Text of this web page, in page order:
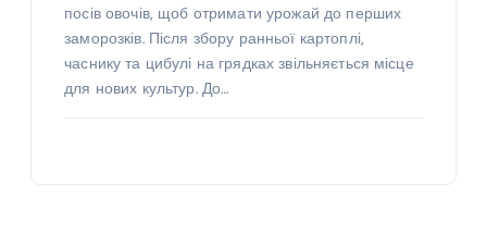
посів овочів, щоб отримати урожай до перших
заморозків. Після збору ранньої картоплі,
часнику та цибулі на грядках звільняється місце
для нових культур. До…